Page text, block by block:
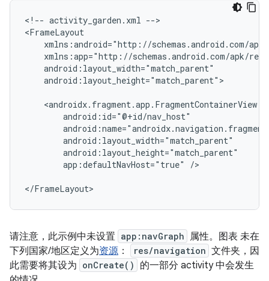
<!-- activity_garden.xml -->
android:layout_height="match_parent">
app:defaultNavHost="true"
/>
请注意，此示例中未设置 app:navGraph
属性。图表 未在
下列国家/地区定义为资源 ： res/navigation 文件夹，因
此需要将其设为 onCreate()
的一部分 activity 中会发生